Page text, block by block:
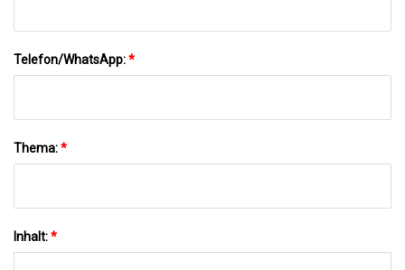
Telefon/WhatsApp:*
Thema:*
Inhalt:*